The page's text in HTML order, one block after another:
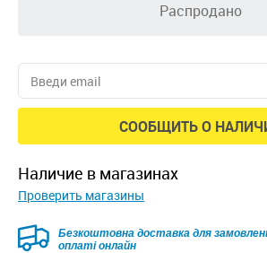
Распродано
СООБЩИТЬ О
наличие в магазинах
Проверить магазины
Безкоштовна доставка для замовлень
оплаті онлайн